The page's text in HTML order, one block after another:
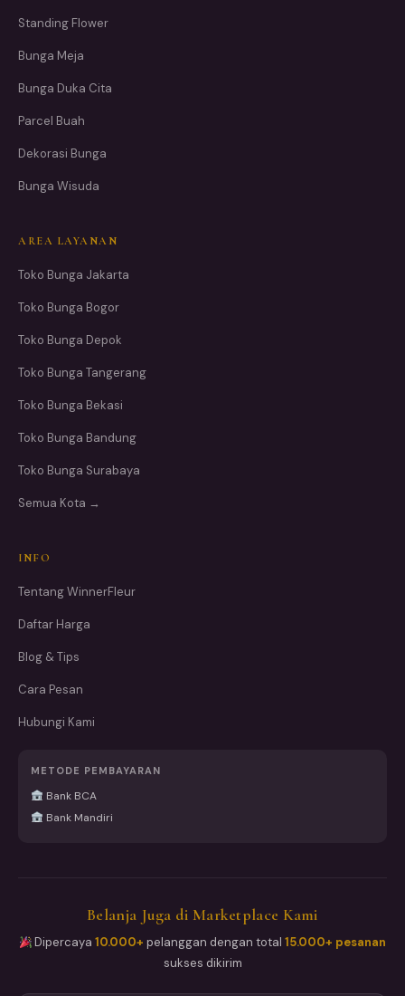
Standing Flower
Bunga Meja
Bunga Duka Cita
Parcel Buah
Dekorasi Bunga
Bunga Wisuda
AREA LAYANAN
Toko Bunga Jakarta
Toko Bunga Bogor
Toko Bunga Depok
Toko Bunga Tangerang
Toko Bunga Bekasi
Toko Bunga Bandung
Toko Bunga Surabaya
Semua Kota →
INFO
Tentang WinnerFleur
Daftar Harga
Blog & Tips
Cara Pesan
Hubungi Kami
METODE PEMBAYARAN
Bank BCA
Bank Mandiri
Belanja Juga di Marketplace Kami
Dipercaya10.000+ pelanggan dengan total15.000+ pesanan
sukses dikirim